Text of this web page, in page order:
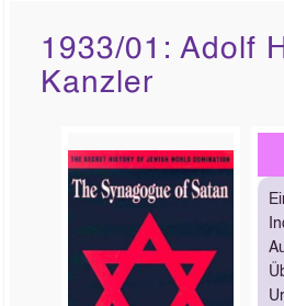
1933/01: Adolf
Kanzler